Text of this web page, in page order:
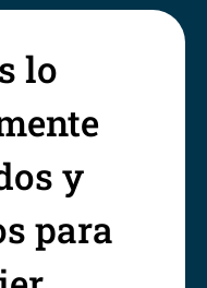
lo
y
para